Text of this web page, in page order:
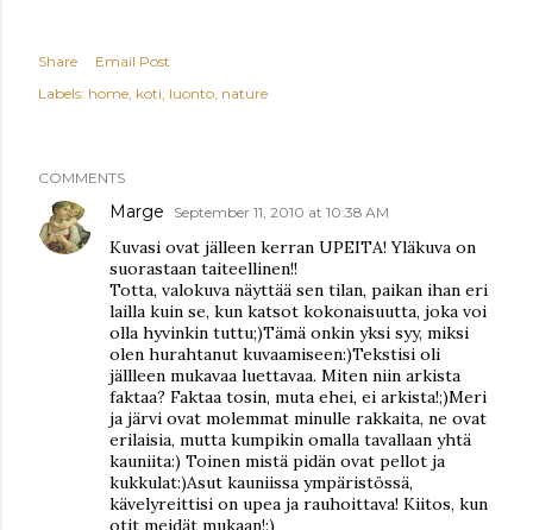
Share
Email Post
Labels: home koti luonto nature
COMMENTS
Marge September 11, 2010 at 10:38 AM
Kuvasi ovat jälleen kerran UPEITA! Yläkuva on
suorastaan taiteellinen!!
Totta, valokuva näyttää sen tilan, paikan ihan eri
lailla kuin se, kun katsot kokonaisuutta, joka voi
olla hyvinkin tuttu;)Tämä onkin yksi syy, miksi
olen hurahtanut kuvaamiseen:)Tekstisi oli
jällleen mukavaa luettavaa. Miten niin arkista
faktaa? Faktaa tosin, muta ehei, ei arkista!;)Meri
ja järvi ovat molemmat minulle rakkaita, ne ovat
erilaisia, mutta kumpikin omalla tavallaan yhtä
kauniita:) Toinen mistä pidän ovat pellot ja
kukkulat:)Asut kauniissa ympäristössä,
kävelyreittisi on upea ja rauhoittava! Kiitos, kun
otit meidät mukaan!:)